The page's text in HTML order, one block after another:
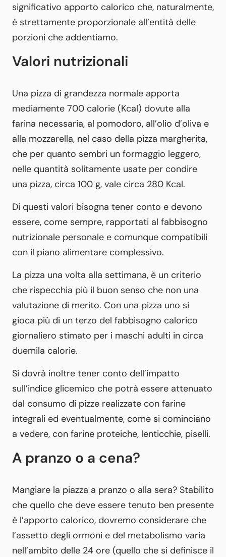
significativo apporto calorico che, naturalmente,
è strettamente proporzionale all’entità delle
porzioni che addentiamo.
Valori nutrizionali
Una pizza di grandezza normale apporta
mediamente 700 calorie (Kcal) dovute alla
farina necessaria, al pomodoro, all’olio d’oliva e
alla mozzarella, nel caso della pizza margherita,
che per quanto sembri un formaggio leggero,
nelle quantità solitamente usate per condire
una pizza, circa 100 g, vale circa 280 Kcal.
Di questi valori bisogna tener conto e devono
essere, come sempre, rapportati al fabbisogno
nutrizionale personale e comunque compatibili
con il piano alimentare complessivo.
La pizza una volta alla settimana, è un criterio
che rispecchia più il buon senso che non una
valutazione di merito. Con una pizza uno si
gioca più di un terzo del fabbisogno calorico
giornaliero stimato per i maschi adulti in circa
duemila calorie.
Si dovrà inoltre tener conto dell’impatto
sull’indice glicemico che potrà essere attenuato
dal consumo di pizze realizzate con farine
integrali ed eventualmente, come si cominciano
a vedere, con farine proteiche, lenticchie, piselli.
A pranzo o a cena?
Mangiare la piazza a pranzo o alla sera? Stabilito
che quello che deve essere tenuto ben presente
è l’apporto calorico, dovremo considerare che
l’assetto degli ormoni e del metabolismo varia
nell’ambito delle 24 ore (quello che si definisce il